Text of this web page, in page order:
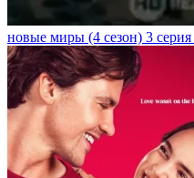
новые миры (4 сезон) 3 серия